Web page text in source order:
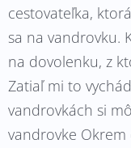
cestovateľka,
sa na vandrovku.
na dovolenku, z
Zatiaľ mi to
vandrovkách si
vandrovke Okrem